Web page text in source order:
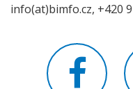
info(at)bimfo.cz, +420